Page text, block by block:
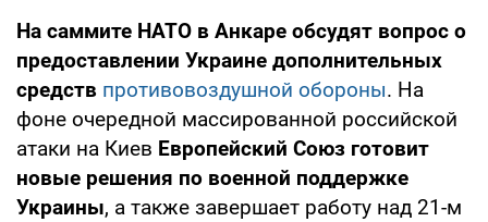
На саммите НАТО в Анкаре обсудят вопрос о
предоставлении Украине дополнительных
средств противовоздушной обороны. На
фоне очередной массированной российской
атаки на Киев Европейский Союз готовит
новые решения по военной поддержке
Украины, а также завершает работу над 21-м